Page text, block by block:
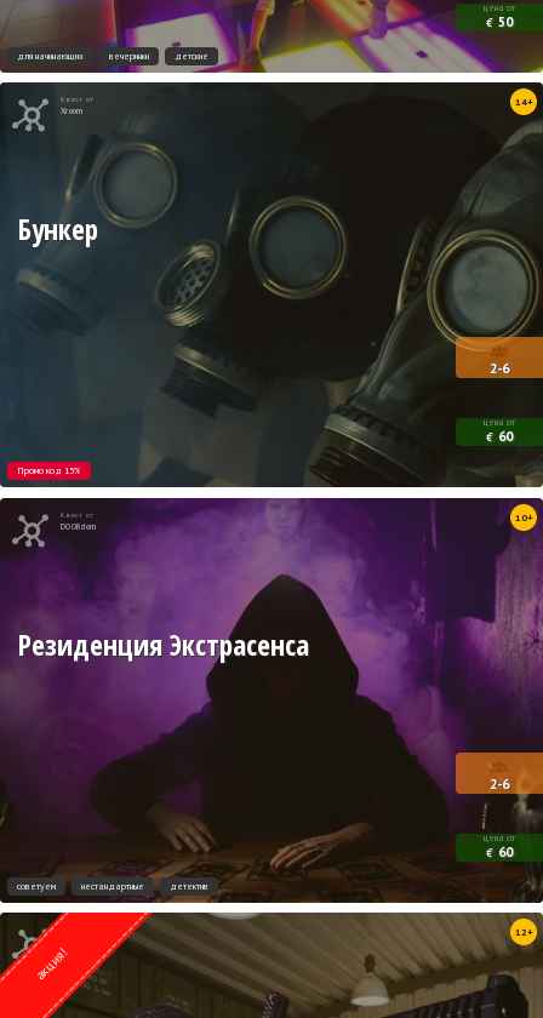
цена от
€ 50
для начинающих вечеринки детские
Квест от
Xroom
14+
2-6
цена от
€ 60
Бункер
Промо код 15%
Квест от
DOORdom
10+
2-6
цена от
€ 60
Резиденция Экстрасенса
советуем нестандартные детектив
акция!
12+